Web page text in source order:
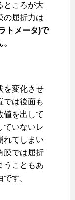
ところが大
の屈折力は
トメータ)で
を変化させ
では後面も
値を出して
ていないレ
れてしまい
膜では屈折
うこともあ
す。